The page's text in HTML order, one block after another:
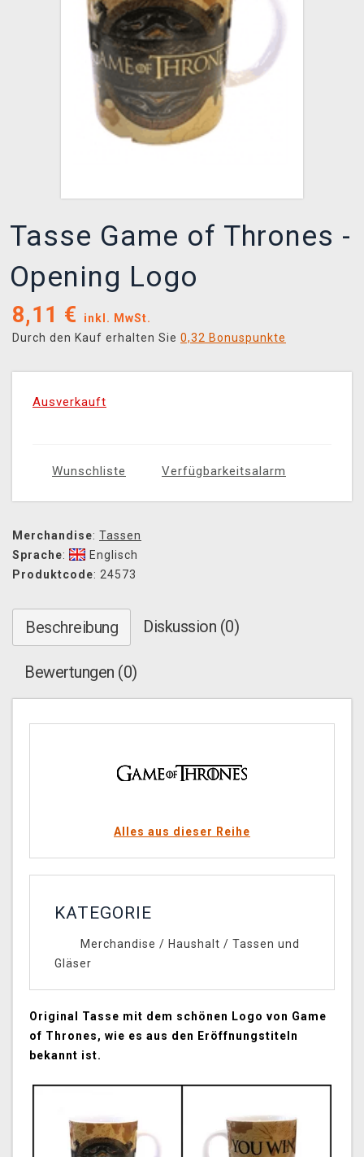
XZONE CLUB
Tasse Game of Thrones -
Opening Logo
8,11 €
inkl. MwSt.
Durch den Kauf erhalten Sie 0,32 Bonuspunkte
Ausverkauft
Wunschliste Verfügbarkeitsalarm
Merchandise: Tassen
Sprache:
Englisch
Produktcode: 24573
Beschreibung Diskussion (0)
Bewertungen (0)
Alles aus dieser Reihe
KATEGORIE
Merchandise / Haushalt / Tassen und
Gläser
Original Tasse mit dem schönen Logo von Game
of Thrones, wie es aus den Eröffnungstiteln
bekannt ist.